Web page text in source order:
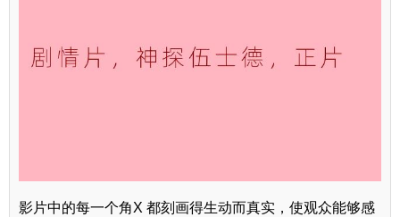
影片中的每一个角X 都刻画得生动而真实，使观众能够感